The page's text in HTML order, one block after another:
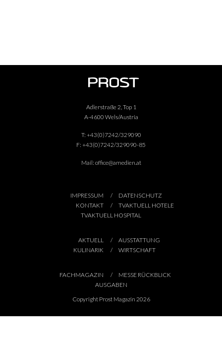
Adlerstraße 2, Top 1
A-4600 Wels/Austria
T: +43(0)7242/329090
F: +43(0)7242/329090-85
Mail: office@amedien.at
IMPRESSUM
DATENSCHUTZ
KONTAKT
TVAKTUELL HOTELE
TVAKTUELL HOSPITAL
AKTUELL
AUSSTATTUNG
KULINARIK
WIRTSCHAFT
FACHMAGAZIN
MESSE RÜCKBLICK
AUSGABEN
Copyright Prost Magazin 2026